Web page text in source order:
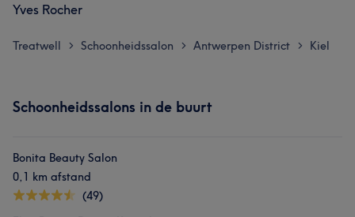
Yves Rocher
Treatwell > Schoonheidssalon > Antwerpen District > Kiel
Schoonheidssalons in de buurt
Bonita Beauty Salon
0,1 km afstand
(49)